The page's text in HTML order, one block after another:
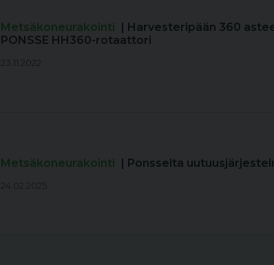
Metsäkoneurakointi
| Harvesteripään 360
PONSSE HH360-rotaattori
23.11.2022
Metsäkoneurakointi | Ponsselta
24.02.2025